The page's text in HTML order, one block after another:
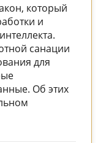
который
и
санации
для
Об этих